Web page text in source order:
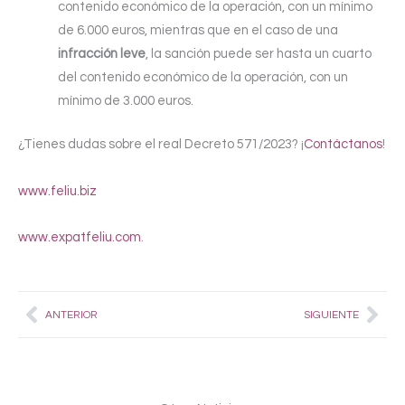
contenido económico de la operación, con un mínimo
de 6.000 euros, mientras que en el caso de una
infracción leve, la sanción puede ser hasta un cuarto
del contenido económico de la operación, con un
mínimo de 3.000 euros.
¿Tienes dudas sobre el real Decreto 571/2023? ¡Contáctanos!
www.feliu.biz
www.expatfeliu.com.
PrevANTERIOR SIGUIENTE